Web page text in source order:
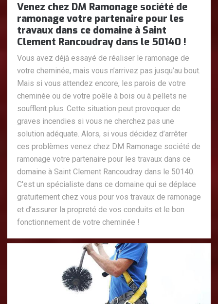
Venez chez DM Ramonage société de
ramonage votre partenaire pour les
travaux dans ce domaine à Saint
Clement Rancoudray dans le 50140 !
Vous avez déjà essayé de réaliser le ramonage de
votre cheminée, mais vous n’arrivez pas jusqu’au bout.
Mais si vous attendez encore, les parois de votre
cheminée ou de votre poêle à bois ou à pellets ne
soufflent plus. Cette situation peut provoquer de
graves incendies si vous ne cherchez pas une
solution adéquate. Alors, si vous décidez d’arrêter
ces problèmes venez chez DM Ramonage société de
ramonage votre partenaire pour les travaux dans ce
domaine à Saint Clement Rancoudray dans le 50140.
C'est un spécialiste dans ce domaine qui se déplace
gratuitement chez vous pour vos travaux de ramonage
et d’assurer la propreté de vos conduits et le bon
fonctionnement de votre cheminée !